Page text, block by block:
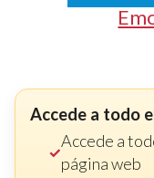
Accede a todo
Accede a
página web